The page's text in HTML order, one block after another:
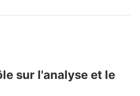
sur l'analyse et le